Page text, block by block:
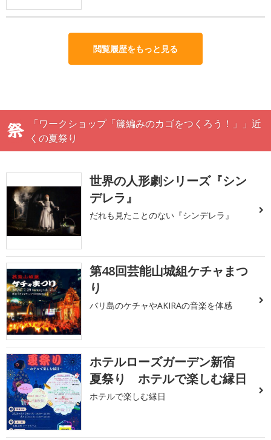
閲覧履歴をもっと見る
「ワークショップ「籐編みのカゴをつくろう！」」近
くの夏祭り
世界の人形劇シリーズ『シン
デレラ』
だれも見たことのない『シンデレラ』
第48回芸能山城組ケチャまつ
り
バリ島のケチャやAKIRAの音楽を体感
ホテルローズガーデン新宿
夏祭り ホテルで楽しむ縁日
ホテルで楽しむ縁日